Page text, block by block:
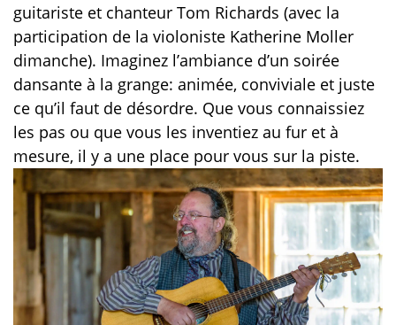
guitariste et chanteur Tom Richards (avec la
participation de la violoniste Katherine Moller
dimanche). Imaginez l’ambiance d’un soirée
dansante à la grange: animée, conviviale et juste
ce qu’il faut de désordre. Que vous connaissiez
les pas ou que vous les inventiez au fur et à
mesure, il y a une place pour vous sur la piste.